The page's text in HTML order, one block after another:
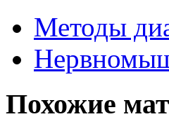
Методы
Похожие